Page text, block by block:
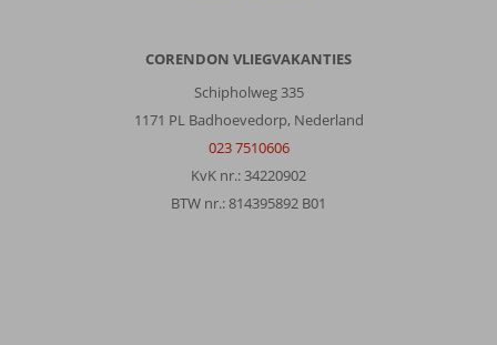
CORENDON VLIEGVAKANTIES
Schipholweg 335
1171 PL Badhoevedorp, Nederland
023 7510606
KvK nr.: 34220902
BTW nr.: 814395892 B01